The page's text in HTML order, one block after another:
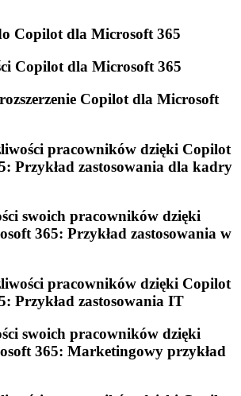
Copilot dla Microsoft 365
Copilot dla Microsoft 365
Copilot dla Microsoft
pracowników dzięki Copilot
Przykład zastosowania dla kadry
swoich pracowników dzięki
365: Przykład zastosowania w
pracowników dzięki Copilot
Przykład zastosowania IT
swoich pracowników dzięki
365: Marketingowy przykład